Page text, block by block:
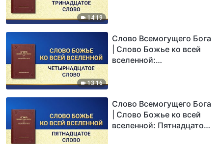
14:19
13:16
Слово Всемогущего Бога
| Слово Божье ко всей
вселенной:
Слово Всемогущего Бога
| Слово Божье ко всей
вселенной: Пятнадцатое